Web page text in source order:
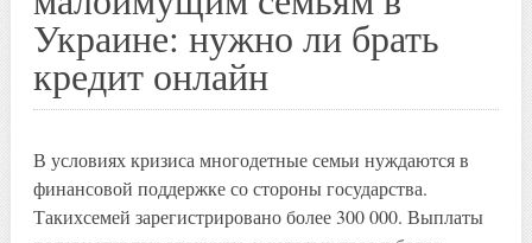
Украине: нужно ли брать
кредит онлайн
В условиях кризиса многодетные семьи нуждаются в
финансовой поддержке со стороны государства.
Такихсемей зарегистрировано более 300 000. Выплаты